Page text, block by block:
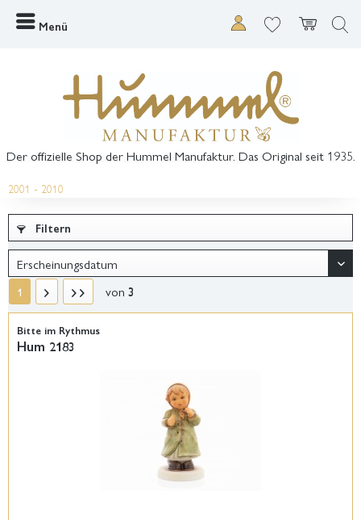
Menü
Der offizielle Shop der Hummel Manufaktur. Das Original seit 1935.
2001 - 2010
Filtern
1 von 3
Bitte im Rythmus
Hum 2183